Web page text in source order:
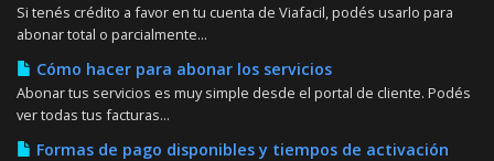
Si tenés crédito a favor en tu cuenta de Viafacil, podés usarlo para
abonar total o parcialmente...
Cómo hacer para abonar los servicios
Abonar tus servicios es muy simple desde el portal de cliente. Podés
ver todas tus facturas...
Formas de pago disponibles y tiempos de activación